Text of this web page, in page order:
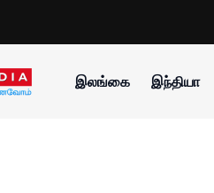
இலங்கை இந்தியா